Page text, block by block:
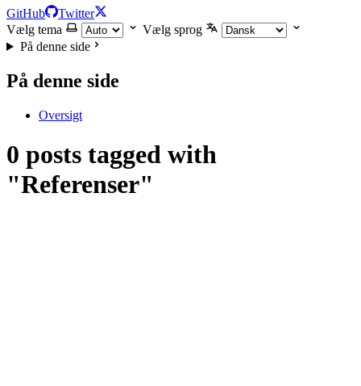
GitHub
Twitter
Vælg tema
Vælg sprog
På denne side
På denne side
Oversigt
0 posts tagged with
"Referenser"